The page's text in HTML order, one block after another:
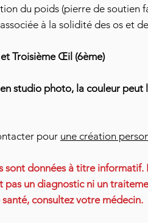
du poids (pierre de soutien
à la solidité des os et
Troisième Œil (6ème)
studio photo, la couleur peut
pour une création
sont données à titre informatif.
pas un diagnostic ni un
consultez votre médecin.